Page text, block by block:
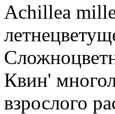
Achillea
Квин'
взрослого